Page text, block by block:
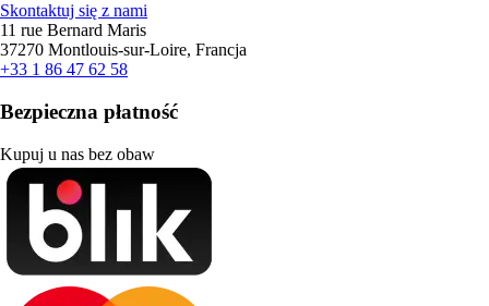
Skontaktuj się z nami
11 rue Bernard Maris
37270 Montlouis-sur-Loire, Francja
+33 1 86 47 62 58
Bezpieczna płatność
Kupuj u nas bez obaw